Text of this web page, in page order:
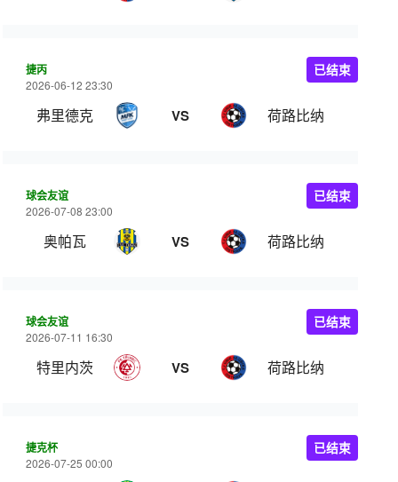
捷丙
2026-06-12 23:30
弗里德克 VS 荷路比纳
已结束
球会友谊
2026-07-08 23:00
奥帕瓦 VS 荷路比纳
已结束
球会友谊
2026-07-11 16:30
特里内茨 VS 荷路比纳
已结束
捷克杯
2026-07-25 00:00
已结束